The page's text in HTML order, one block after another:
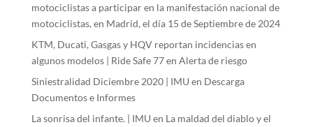
motociclistas a participar en la manifestación nacional de
motociclistas, en Madrid, el día 15 de Septiembre de 2024
KTM, Ducati, Gasgas y HQV reportan incidencias en
algunos modelos | Ride Safe 77en Alerta de riesgo
Siniestralidad Diciembre 2020 | IMU en Descarga
Documentos e Informes
La sonrisa del infante. | IMU en La maldad del diablo y el